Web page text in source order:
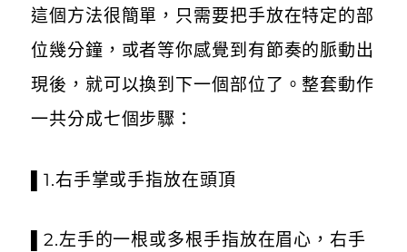
這個方法很簡單，只需要把手放在特定的部
位幾分鐘，或者等你感覺到有節奏的脈動出
現後，就可以換到下一個部位了。整套動作
一共分成七個步驟：
▌1.右手掌或手指放在頭頂
▌2.左手的一根或多根手指放在眉心，右手